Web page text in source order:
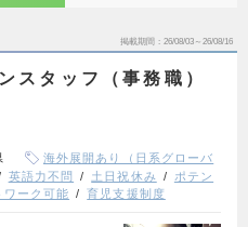
掲載期間 26/08/03～26/08/16
スタッフ（事務職）
海外展開あり（日系グローバ
英語力不問 土日祝休み
ポテン
ワーク可能 育児支援制度